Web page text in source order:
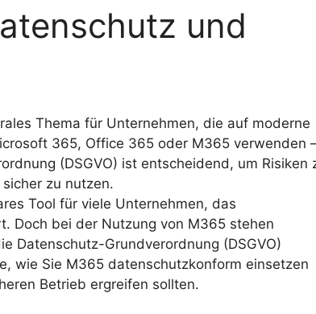
und
Thema für Unternehmen, die auf moderne
365, Office 365 oder M365 verwenden
(DSGVO) ist entscheidend, um Risiken
zu nutzen.
Tool für viele Unternehmen, das
Doch bei der Nutzung von M365 stehen
Datenschutz-Grundverordnung (DSGVO)
wie Sie M365 datenschutzkonform einsetzen
Betrieb ergreifen sollten.